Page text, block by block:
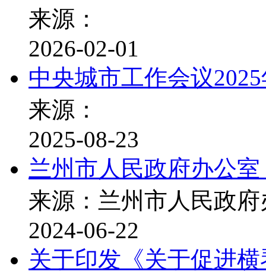
来源：
2026-02-01
中央城市工作会议
来源：
2025-08-23
兰州市人民政府办公
来源：兰州市人民政
2024-06-22
关于印发《关于促进